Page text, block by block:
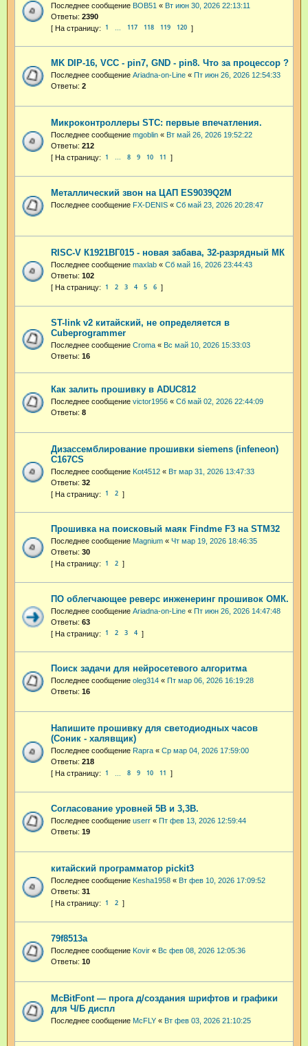
Последнее сообщение BOB51 « Вт июн 30, 2026 22:13:11
Ответы: 2390
1 117 118 119 120
MK DIP-16, VCC - pin7, GND - pin8. Что за процессор ?
Последнее сообщение Ariadna-on-Line « Пт июн 26, 2026 12:54:33
Ответы: 2
Микроконтроллеры STC: первые впечатления.
Последнее сообщение mgoblin « Вт май 26, 2026 19:52:22
Ответы: 212
1 … 8 9 10 11
Металлический звон на ЦАП ES9039Q2M
Последнее сообщение FX-DENIS « Сб май 23, 2026 20:28:47
RISC-V К1921ВГ015 - новая забава, 32-разрядный МК
Последнее сообщение maxlab « Сб май 16, 2026 23:44:43
Ответы: 102
1 2 3 4 5 6
ST-link v2 китайский, не определяется в
Cubeprogrammer
Последнее сообщение Croma « Вс май 10, 2026 15:33:03
Ответы: 16
Как залить прошивку в ADUC812
Последнее сообщение victor1956 « Сб май 02, 2026 22:44:09
Ответы: 8
Дизассемблирование прошивки siemens (infeneon)
C167CS
Последнее сообщение Kot4512 « Вт мар 31, 2026 13:47:33
Ответы: 32
1 2
Прошивка на поисковый маяк Findme F3 на STM32
Последнее сообщение Magnium « Чт мар 19, 2026 18:46:35
Ответы: 30
1 2
ПО облегчающее реверс инженеринг прошивок ОМК.
Последнее сообщение Ariadna-on-Line « Пт июн 26, 2026 14:47:48
Ответы: 63
1 2 3 4
Поиск задачи для нейросетевого алгоритма
Последнее сообщение oleg314 « Пт мар 06, 2026 16:19:28
Ответы: 16
Напишите прошивку для светодиодных часов
(Соник - халявщик)
Последнее сообщение Rapra « Ср мар 04, 2026 17:59:00
Ответы: 218
1 8 9 10 11
Согласование уровней 5В и 3,3В.
Последнее сообщение userr « Пт фев 13, 2026 12:59:44
Ответы: 19
китайский программатор pickit3
Последнее сообщение Kesha1958 « Вт фев 10, 2026 17:09:52
Ответы: 31
1 2
79f8513a
Последнее сообщение Kovir « Вс фев 08, 2026 12:05:36
Ответы: 10
McBitFont — прога д/создания шрифтов и графики
для Ч/Б диспл
Последнее сообщение McFLY « Вт фев 03, 2026 21:10:25